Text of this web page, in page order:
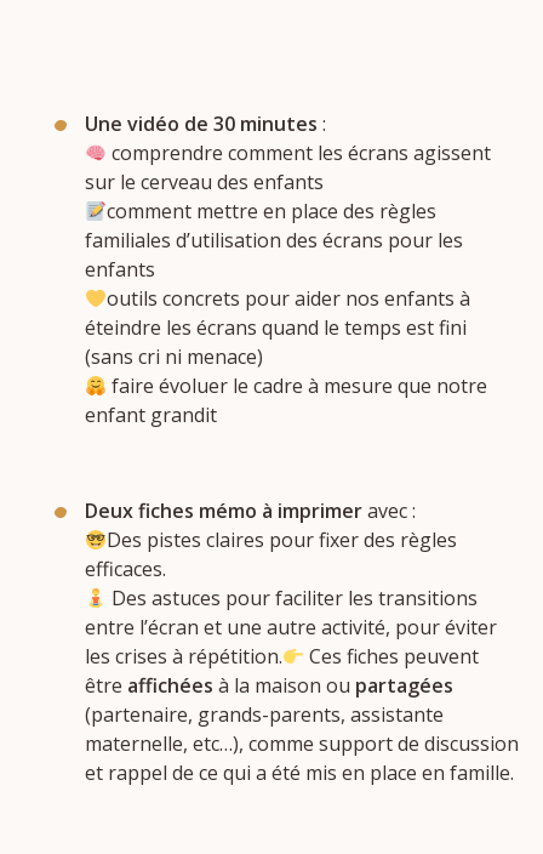
Une vidéo de 30 minutes :
comprendre comment les écrans agissent
sur le cerveau des enfants
comment mettre en place des règles
familiales d’utilisation des écrans pour les
enfants
outils concrets pour aider nos enfants à
éteindre les écrans quand le temps est fini
(sans cri ni menace)
faire évoluer le cadre à mesure que notre
enfant grandit
Deux fiches mémo à imprimeravec :
Des pistes claires pour fixer des règles
efficaces.
Des astuces pour faciliter les transitions
entre l’écran et une autre activité, pour éviter
les crises à répétition.
Ces fiches peuvent
être affichées à la maison ou partagées
(partenaire, grands-parents, assistante
maternelle, etc…), comme support de discussion
et rappel de ce qui a été mis en place en famille.